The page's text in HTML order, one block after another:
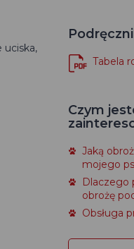
uciska,
Tabela
Czym
Jaką
mojego
Dlaczego
obrożę
Obsługa